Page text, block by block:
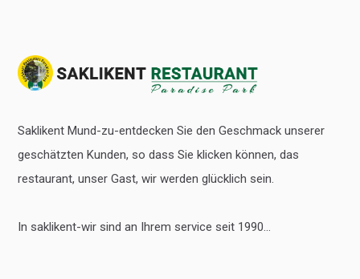
Saklikent Mund-zu-entdecken Sie den Geschmack unserer
geschätzten Kunden, so dass Sie klicken können, das
restaurant, unser Gast, wir werden glücklich sein.
In saklikent-wir sind an Ihrem service seit 1990...